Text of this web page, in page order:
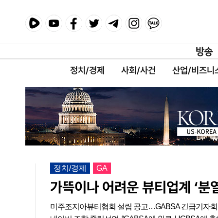
정치/경제 사회/사건 산업/비즈니
정치/경제 GA
가뜩이나 어려운 뷰티업계 ‘분
미주조지아뷰티협회 설립 공고…GABSA 긴급기자회